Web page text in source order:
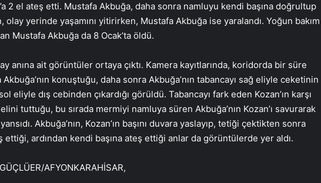
2 el ateş etti. Mustafa Akbuğa, daha sonra namluyu kendi başına doğrultup
yerinde yaşamını yitirirken, Mustafa Akbuğa ise yaralandı. Yoğun bakım
Mustafa Akbuğa da 8 Ocak’ta öldü.
anına ait görüntüler ortaya çıktı. Kamera kayıtlarında, koridorda bir süre
konuştuğu, daha sonra Akbuğa’nın tabancayı sağ eliyle ceketinin
eliyle dış cebinden çıkardığı görüldü. Tabancayı fark eden Kozan’ın karşı
tuttuğu, bu sırada mermiyi namluya süren Akbuğa’nın Kozan’ı savurarak
Akbuğa’nın, Kozan’ın başını duvara yaslayıp, tetiği çektikten sonra
ettiği, ardından kendi başına ateş ettiği anlar da görüntülerde yer aldı.
AFYONKARAHİSAR,